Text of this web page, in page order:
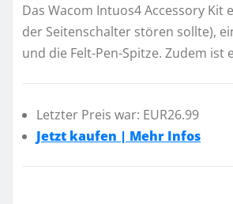
Das Wacom Intuos4 Accessory
der Seitenschalter stören sollte),
und die Felt-Pen-Spitze. Zudem
Letzter Preis war: EUR26.99
Jetzt kaufen | Mehr Infos